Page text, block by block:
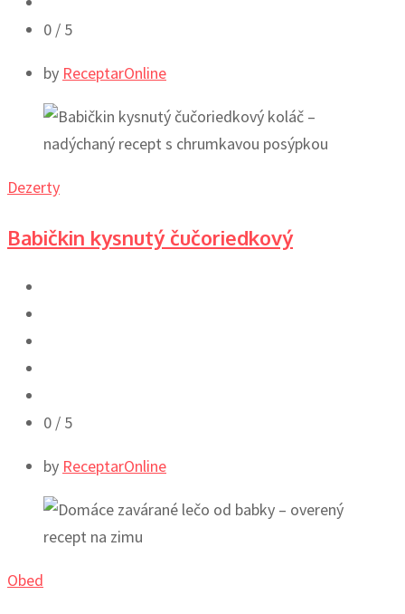
0 / 5
by ReceptarOnline
Dezerty
Babičkin kysnutý čučoriedkový
0 / 5
by ReceptarOnline
Obed